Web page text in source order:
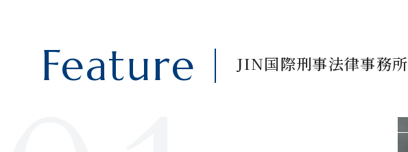
Feature JIN国際刑事法律事務所